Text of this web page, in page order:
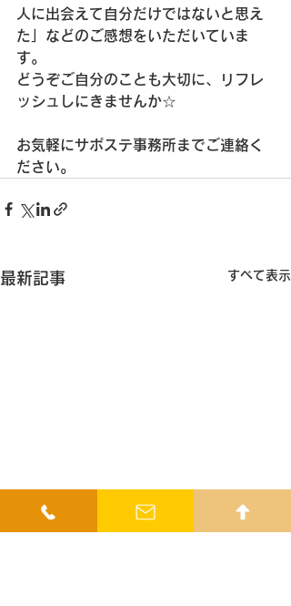
人に出会えて自分だけではないと思え
た」などのご感想をいただいていま
す。
どうぞご自分のことも大切に、リフレ
ッシュしにきませんか☆
お気軽にサポステ事務所までご連絡く
ださい。
最新記事 すべて表示